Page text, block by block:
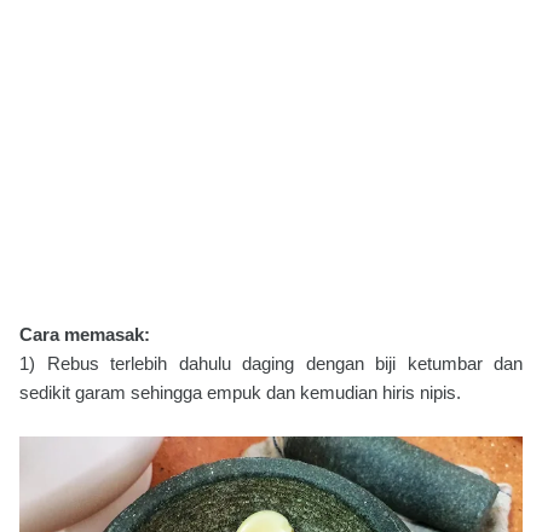
Cara memasak:
1) Rebus terlebih dahulu daging dengan biji ketumbar dan
sedikit garam sehingga empuk dan kemudian hiris nipis.